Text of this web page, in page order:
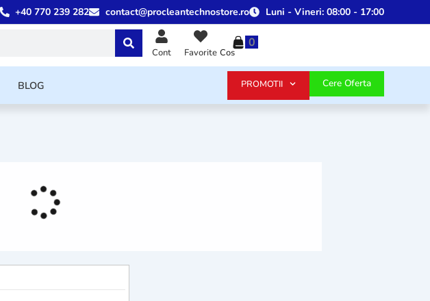
+40 770 239 282 contact@procleantechnostore.ro Luni - Vineri:08:00 - 17:00
Cont Favorite
0
Cos
BLOG Cere Oferta
PROMOTII